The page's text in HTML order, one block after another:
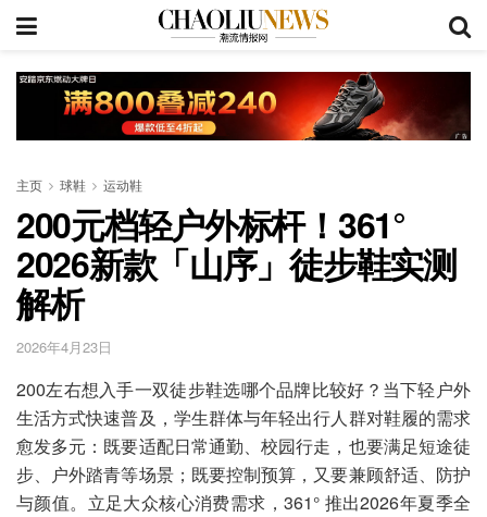
主页 球鞋 运动鞋
200元档轻户外标杆！361°
2026新款「山序」徒步鞋实测
解析
2026年4月23日
200左右想入手一双徒步鞋选哪个品牌比较好？当下轻户外
生活方式快速普及，学生群体与年轻出行人群对鞋履的需求
愈发多元：既要适配日常通勤、校园行走，也要满足短途徒
步、户外踏青等场景；既要控制预算，又要兼顾舒适、防护
与颜值。立足大众核心消费需求，361° 推出2026年夏季全